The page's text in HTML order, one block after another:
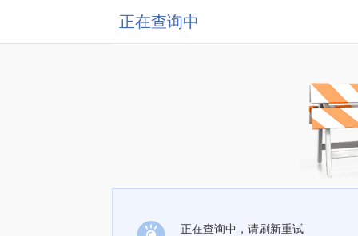
正在查询中
正在查询中，请刷新重试